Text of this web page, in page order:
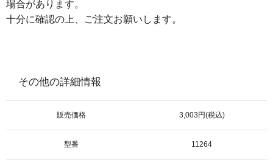
場合があります。
十分に確認の上、ご注文お願いします。
その他の詳細情報
販売価格 3,003円(税込)
型番 11264